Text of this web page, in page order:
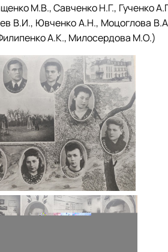
М.В., Савченко Н.Г., Гученко
В.И., Ювченко А.Н., Моцоглова
А.К., Милосердова М.О.)